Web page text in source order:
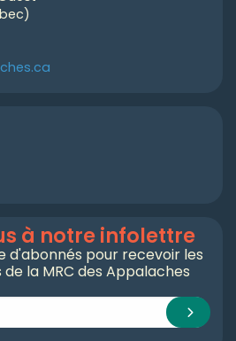
à notre infolettre
d'abonnés pour recevoir les
la MRC des Appalaches